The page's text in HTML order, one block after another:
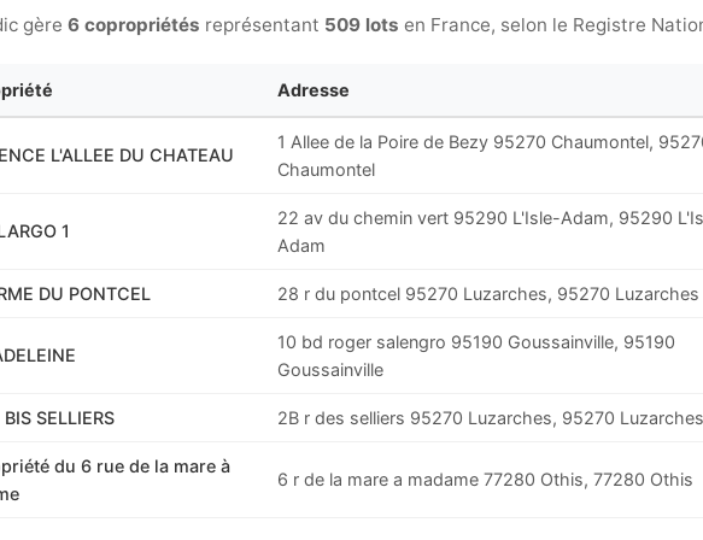
gère 6 copropriétés représentant 509 lots en France, selon le Registre
Adresse
L'ALLEE DU CHATEAU
1 Allee de la Poire de Bezy 95270 Chaumontel,
Chaumontel
1
22 av du chemin vert 95290 L'Isle-Adam, 95290
Adam
DU PONTCEL 28 r du pontcel 95270 Luzarches, 95270 Luzarches
10 bd roger salengro 95190 Goussainville, 95190
Goussainville
SELLIERS 2B r des selliers 95270 Luzarches, 95270 Luzarches
du 6 rue de la mare à
6 r de la mare a madame 77280 Othis, 77280 Othis